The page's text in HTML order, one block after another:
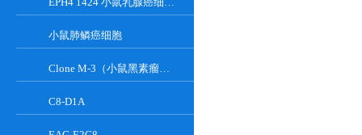
小鼠肺鳞癌细胞
Clone M-3（小鼠黑素瘤细胞）
C8-D1A